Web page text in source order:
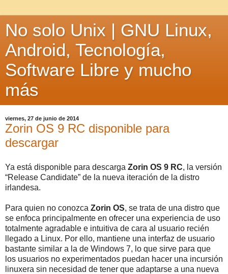
No solo Unix | GNU Linux,
Android, Tecnología,
Software Libre y mucho
más
viernes, 27 de junio de 2014
Zorin OS 9 RC disponible para
descargar
Ya está disponible para descarga Zorin OS 9 RC, la versión
“Release Candidate” de la nueva iteración de la distro
irlandesa.
Para quien no conozca Zorin OS, se trata de una distro que
se enfoca principalmente en ofrecer una experiencia de uso
totalmente agradable e intuitiva de cara al usuario recién
llegado a Linux. Por ello, mantiene una interfaz de usuario
bastante similar a la de Windows 7, lo que sirve para que
los usuarios no experimentados puedan hacer una incursión
linuxera sin necesidad de tener que adaptarse a una nueva